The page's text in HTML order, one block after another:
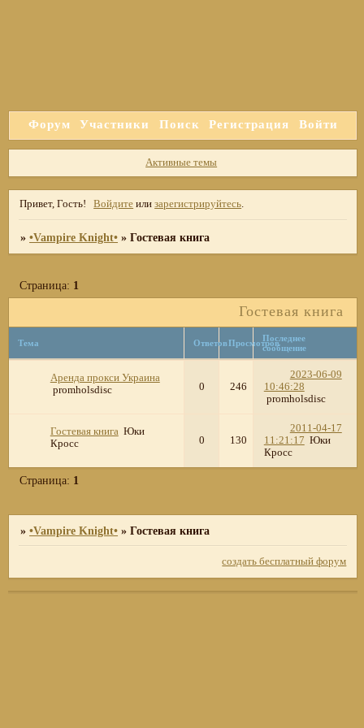
Форум Участники Поиск Регистрация Войти
Активные темы
Привет, Гость! Войдите илизарегистрируйтесь
»•Vampire Knight• »Гостевая книга
Гостевая книга
Страница: 1
Тема ОтветовПросмотровПоследнее
сообщение
Аренда прокси Украина
promholsdisc
0 246
2023-06-09
10:46:28
promholsdisc
Гостевая книга Юки
Кросс
0 130
2011-04-17
11:21:17 Юки
Кросс
Страница: 1
»•Vampire Knight• »Гостевая книга
создать бесплатный форум